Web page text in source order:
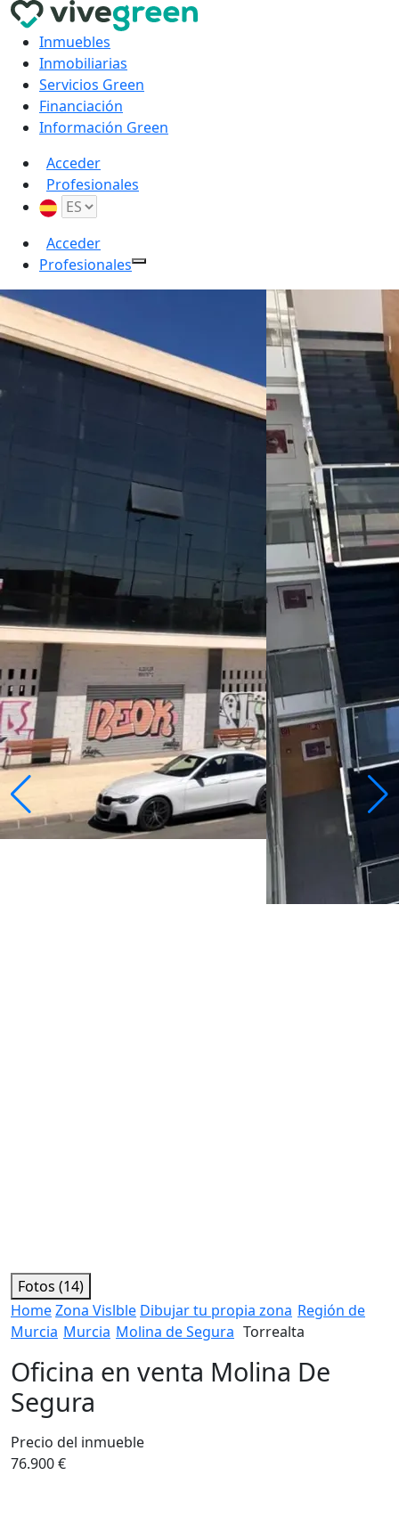
Inmuebles
Inmobiliarias
Servicios Green
Financiación
Información Green
Acceder
Profesionales
Acceder
Profesionales
Fotos (14)
HomeZona Vislble Dibujar tu propia zona Región de
Murcia Murcia Molina de Segura Torrealta
Oficina en venta Molina De
Segura
Precio del inmueble
76.900 €